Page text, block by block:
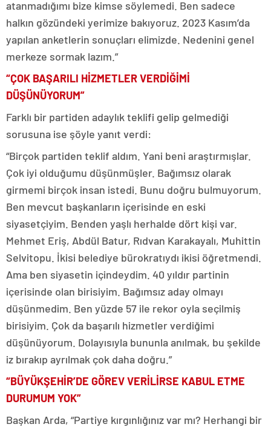
atanmadığımı bize kimse söylemedi. Ben sadece
halkın gözündeki yerimize bakıyoruz. 2023 Kasım’da
yapılan anketlerin sonuçları elimizde. Nedenini genel
merkeze sormak lazım.”
“ÇOK BAŞARILI HİZMETLER VERDİĞİMİ
DÜŞÜNÜYORUM”
Farklı bir partiden adaylık teklifi gelip gelmediği
sorusuna ise şöyle yanıt verdi:
“Birçok partiden teklif aldım. Yani beni araştırmışlar.
Çok iyi olduğumu düşünmüşler. Bağımsız olarak
girmemi birçok insan istedi. Bunu doğru bulmuyorum.
Ben mevcut başkanların içerisinde en eski
siyasetçiyim. Benden yaşlı herhalde dört kişi var.
Mehmet Eriş, Abdül Batur, Rıdvan Karakayalı, Muhittin
Selvitopu. İkisi belediye bürokratıydı ikisi öğretmendi.
Ama ben siyasetin içindeydim. 40 yıldır partinin
içerisinde olan birisiyim. Bağımsız aday olmayı
düşünmedim. Ben yüzde 57 ile rekor oyla seçilmiş
birisiyim. Çok da başarılı hizmetler verdiğimi
düşünüyorum. Dolayısıyla bununla anılmak, bu şekilde
iz bırakıp ayrılmak çok daha doğru.”
“BÜYÜKŞEHİR’DE GÖREV VERİLİRSE KABUL ETME
DURUMUM YOK”
Başkan Arda, “Partiye kırgınlığınız var mı? Herhangi bir